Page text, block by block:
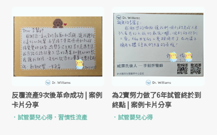
反覆流產9次後革命成功 | 案例
卡片分享
． 試管嬰兒心得 ． 習慣性流產
為2寶努力做了6年試管終於到
終點 | 案例卡片分享
． 試管嬰兒心得